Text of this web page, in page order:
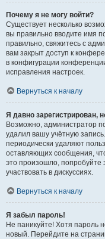
Почему я не могу войти?
Существует несколько
вы правильно вводите имя
правильно, свяжитесь с
вам закрыт доступ к
в конфигурации
исправления настроек.
Вернуться к началу
Я давно зарегистрирован,
Возможно, администратор
удалил вашу учётную
периодически удаляют
оставляющих сообщения,
это произошло, попробуйте
участвовать в дискуссиях.
Вернуться к началу
Я забыл пароль!
Не паникуйте! Хотя пароль
новый. Перейдите на